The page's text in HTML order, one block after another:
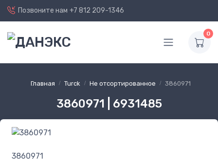
Позвоните нам +7 812 209-1346
0
Главная Turck Не отсортированное 3860971
3860971 | 6931485
3860971